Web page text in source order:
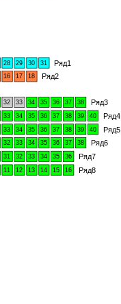
Ряд1
Ряд2
Ряд3
Ряд4
Ряд5
Ряд6
Ряд7
Ряд8
28 29 30 31
16 17 18
32 33 34 35 36 37 38
33 34 35 36 37 38 39 40
33 34 35 36 37 38 39 40
32 33 34 35 36 37 38
31 32 33 34 35
36
11 12 13 14 15 16